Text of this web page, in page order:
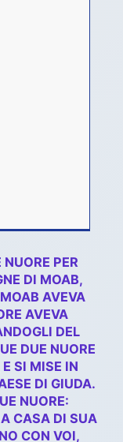
PER
DI MOAB,
AVEVA
AVEVA
DEL
DUE NUORE
SI MISE IN
DI GIUDA.
NUORE:
CASA DI SUA
CON VOI,